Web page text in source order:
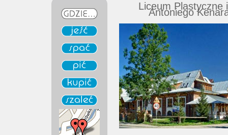
Liceum Plastyczne
Antoniego